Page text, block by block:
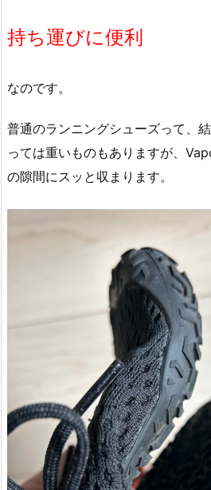
持ち運びに便利
なのです。
普通のランニングシューズって、
っては重いものもありますが、
の隙間にスッと収まります。